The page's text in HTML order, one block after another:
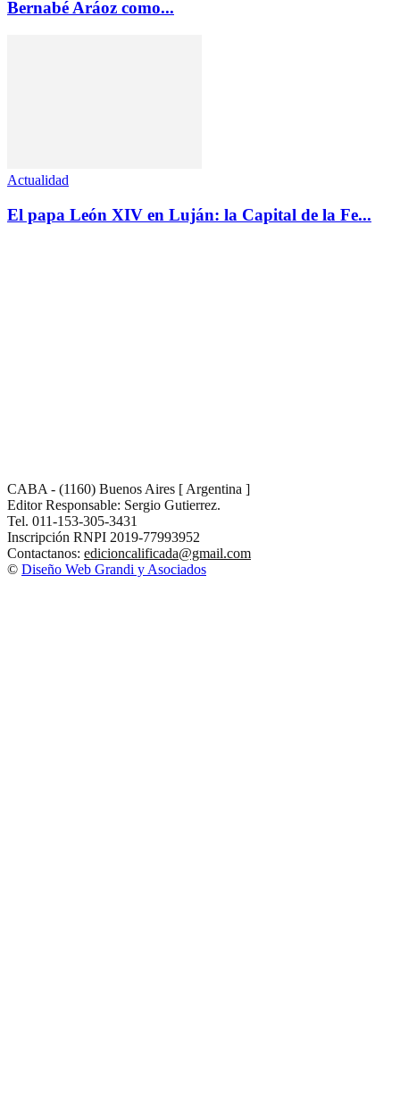
Bernabé Aráoz como...
Actualidad
El papa León XIV en Luján: la Capital de la Fe...
CABA - (1160) Buenos Aires [ Argentina ]
Editor Responsable: Sergio Gutierrez.
Tel. 011-153-305-3431
Inscripción RNPI 2019-77993952
Contactanos: edicioncalificada@gmail.com
© Diseño Web Grandi y Asociados